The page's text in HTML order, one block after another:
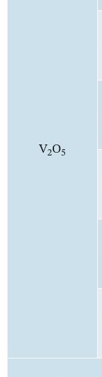
V2O5